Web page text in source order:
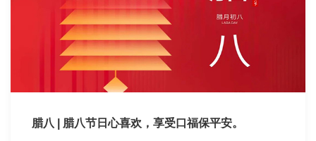
腊八 | 腊八节日心喜欢，享受口福保平安。